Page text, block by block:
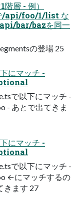
層 - 例）
api/foo/1/list な
bar/bazを同一
の登場 25
にマッチ -
で以下にマッチ -
- あとで出てきま
にマッチ -
で以下にマッチ -
←にマッチするの
きます 27